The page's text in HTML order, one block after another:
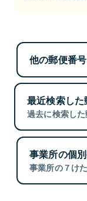
他の郵便番
最近検索し
過去に検索した
事業所の個
事業所の７け